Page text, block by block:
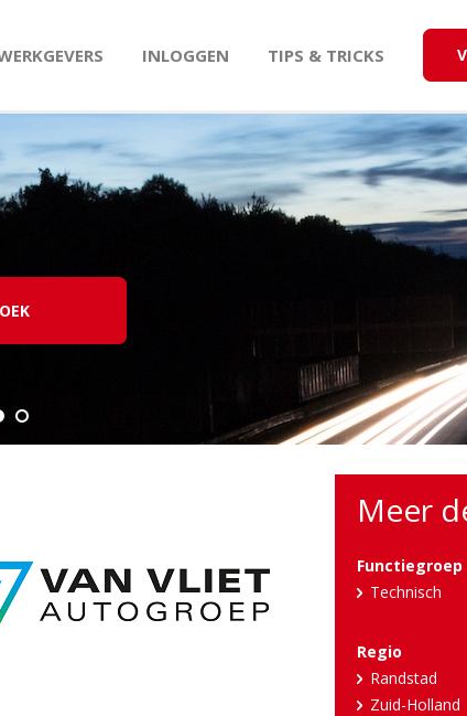
INLOGGEN TIPS & TRICKS
Meer
Functiegroep
Technisch
Regio
Randstad
Zuid-Holland